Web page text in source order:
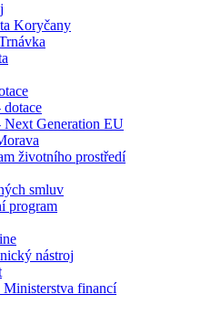
Koryčany
Next Generation EU
životního prostředí
smluv
program
nástroj
financí